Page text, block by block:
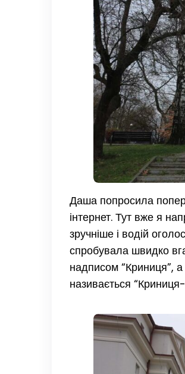
Даша попросила
інтернет. Тут вже я
зручніше і водій
спробувала швидко
надписом “Криниця”,
називається